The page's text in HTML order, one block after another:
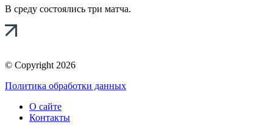
В среду состоялись три матча.
© Copyright 2026
Политика обработки данных
О сайте
Контакты